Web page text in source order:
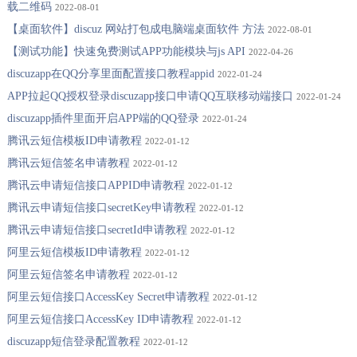
载二维码 2022-08-01
【桌面软件】discuz 网站打包成电脑端桌面软件 方法 2022-08-01
【测试功能】快速免费测试APP功能模块与js API 2022-04-26
discuzapp在QQ分享里面配置接口教程appid 2022-01-24
APP拉起QQ授权登录discuzapp接口申请QQ互联移动端接口 2022-01-24
discuzapp插件里面开启APP端的QQ登录 2022-01-24
腾讯云短信模板ID申请教程 2022-01-12
腾讯云短信签名申请教程 2022-01-12
腾讯云申请短信接口APPID申请教程 2022-01-12
腾讯云申请短信接口secretKey申请教程 2022-01-12
腾讯云申请短信接口secretId申请教程 2022-01-12
阿里云短信模板ID申请教程 2022-01-12
阿里云短信签名申请教程 2022-01-12
阿里云短信接口AccessKey Secret申请教程 2022-01-12
阿里云短信接口AccessKey ID申请教程 2022-01-12
discuzapp短信登录配置教程 2022-01-12